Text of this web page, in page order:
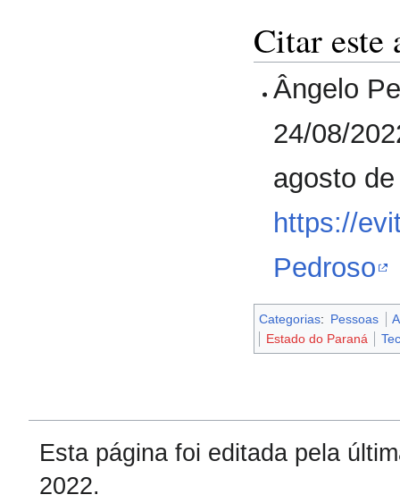
Citar este
Ângelo
24/08/
agosto
https://
Pedroso
Categorias: Pessoas
Estado do Paraná
Esta página foi editada pela
2022.